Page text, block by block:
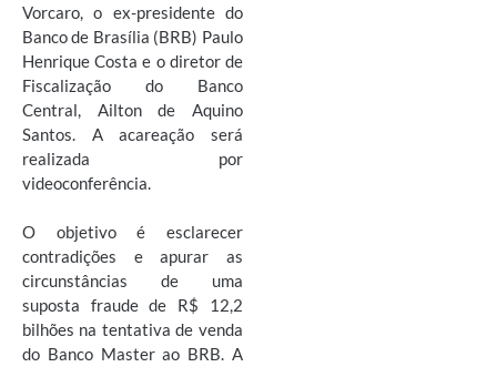
Vorcaro, o ex-presidente do
Banco de Brasília (BRB) Paulo
Henrique Costa e o diretor de
Fiscalização do Banco
Central, Ailton de Aquino
Santos. A acareação será
realizada por
videoconferência.
O objetivo é esclarecer
contradições e apurar as
circunstâncias de uma
suposta fraude de R$ 12,2
bilhões na tentativa de venda
do Banco Master ao BRB. A